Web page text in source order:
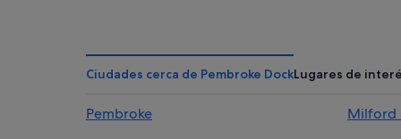
Hoteles en la playa en Pembrokeshire
Ciudades cerca de Pembroke DockLugares de
Pembroke Milford